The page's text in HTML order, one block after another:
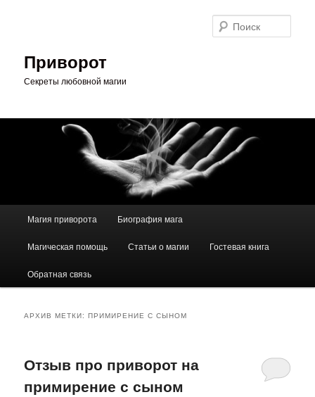
Приворот
Секреты любовной магии
Магия приворота Биография мага
Магическая помощь Статьи о магии Гостевая книга
Обратная связь
АРХИВ МЕТКИ:ПРИМИРЕНИЕ С СЫНОМ
Отзыв про приворот на
примирение с сыном